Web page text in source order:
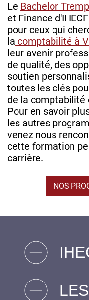
Le Bachelor
et Finance
pour ceux qui
la comptabilité à
leur avenir
de qualité, des
soutien
toutes les clés
de la comptabilité
Pour en savoir
les autres
venez nous
cette formation
carrière.
NOS